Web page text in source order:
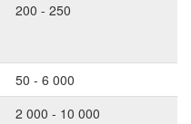
200 - 250
50 - 6 000
2 000 - 10 000